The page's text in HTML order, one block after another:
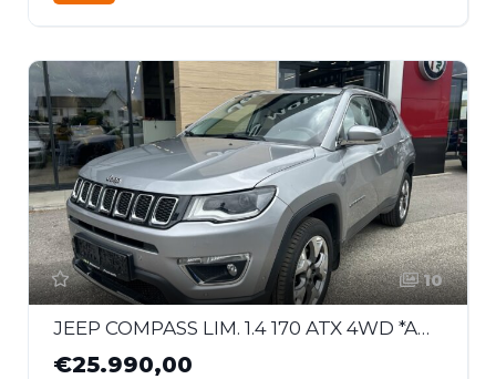
10
JEEP COMPASS LIM. 1.4 170 ATX 4WD *AHK*
€25.990,00